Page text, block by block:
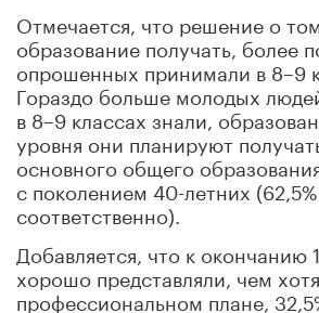
Отмечается, что решение о
образование получать, более
опрошенных принимали в 8–9
Гораздо больше молодых
в 8–9 классах знали,
уровня они планируют
основного общего
с поколением 40-летних
соответственно).
Добавляется, что к окончанию
хорошо представляли, чем
профессиональном плане,